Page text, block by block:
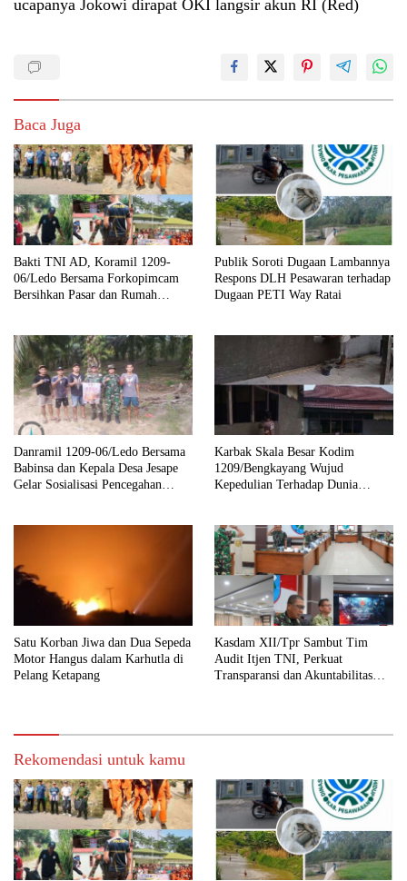
ucapanya Jokowi dirapat OKI langsir akun RI (Red)
Baca Juga
Bakti TNI AD, Koramil 1209-
06/Ledo Bersama Forkopimcam
Bersihkan Pasar dan Rumah
Publik Soroti Dugaan Lambannya
Respons DLH Pesawaran terhadap
Dugaan PETI Way Ratai
Danramil 1209-06/Ledo Bersama
Babinsa dan Kepala Desa Jesape
Gelar Sosialisasi Pencegahan
Karbak Skala Besar Kodim
1209/Bengkayang Wujud
Kepedulian Terhadap Dunia
Satu Korban Jiwa dan Dua Sepeda
Motor Hangus dalam Karhutla di
Pelang Ketapang
Kasdam XII/Tpr Sambut Tim
Audit Itjen TNI, Perkuat
Transparansi dan Akuntabilitas
Rekomendasi untuk kamu